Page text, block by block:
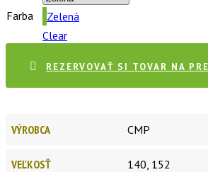
Farba
Zelená
Clear
REZERVOVAŤ SI TOVAR NA
VÝROBCA CMP
VEĽKOSŤ 140, 152